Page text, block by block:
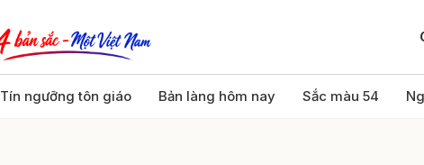
Tín ngưỡng tôn giáo Bản làng hôm nay Sắc màu 54
Gửi bình luận